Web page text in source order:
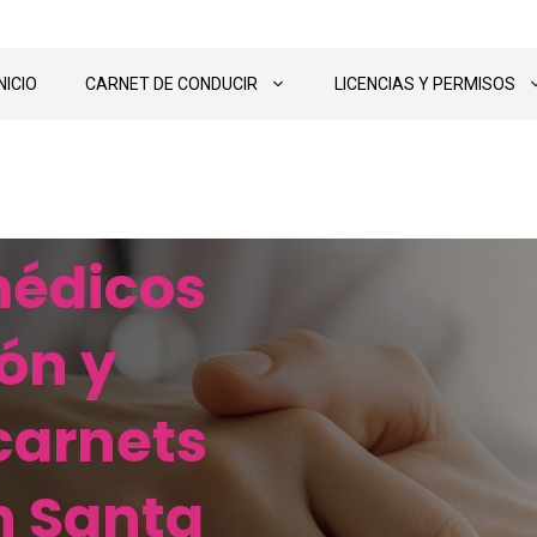
INICIO CARNET DE CONDUCIR LICENCIAS Y PERMISOS
y
Santa